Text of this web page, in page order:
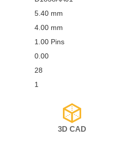
5.40 mm
4.00 mm
1.00 Pins
0.00
28
1
3D CAD